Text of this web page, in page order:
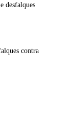
desfalques
contra